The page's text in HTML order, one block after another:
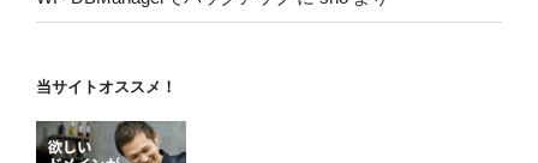
当サイトオススメ！